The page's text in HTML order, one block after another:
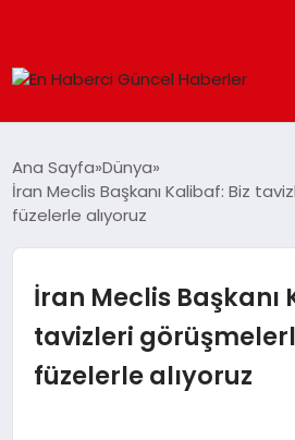
SPOR
MAGAZIN
Ana Sayfa Dünya
İran Meclis Başkanı Kalibaf: Biz
füzelerle alıyoruz
İran Meclis Başkanı
tavizleri
füzelerle alıyoruz